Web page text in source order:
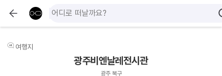
여행지
광주비엔날레전시관
광주 북구